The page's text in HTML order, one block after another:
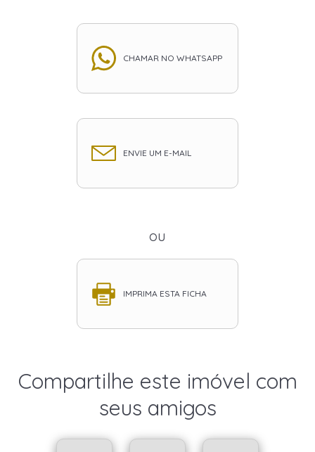
CHAMAR NO WHATSAPP
ENVIE UM E-MAIL
ou
IMPRIMA ESTA FICHA
Compartilhe este imóvel com
seus amigos